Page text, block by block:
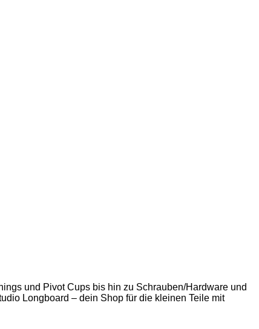
und Pivot Cups bis hin zu Schrauben/Hardware und
Longboard – dein Shop für die kleinen Teile mit